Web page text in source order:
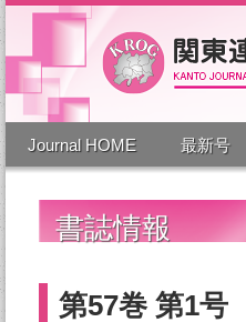
Journal HOME 最新号
書誌情報
第57巻 第1号